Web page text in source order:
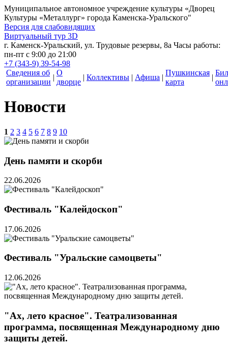
Муниципальное автономное учреждение культуры «Дворец
Культуры «Металлург» города Каменска-Уральского"
Версия для слабовидящих
Виртуальный тур 3D
г. Каменск-Уральский, ул. Трудовые резервы, 8а Часы работы:
пн-пт с 9:00 до 21:00
+7 (343-9) 39-54-98
Сведения об
организации
|
О
дворце
| Коллективы | Афиша |
Пушкинская
карта
|
Новости
1 2 3 4 5 6 7 8 9 10
День памяти и скорби
22.06.2026
Фестиваль "Калейдоскоп"
17.06.2026
Фестиваль "Уральские самоцветы"
12.06.2026
"Ах, лето красное". Театрализованная
программа, посвященная Международному дню
защиты детей.